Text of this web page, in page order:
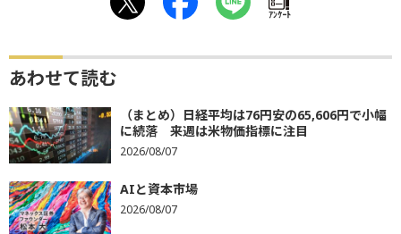
ｱﾝｹｰﾄ
あわせて読む
（まとめ）日経平均は76円安の65,606円で小幅
に続落 来週は米物価指標に注目
2026/08/07
AIと資本市場
2026/08/07